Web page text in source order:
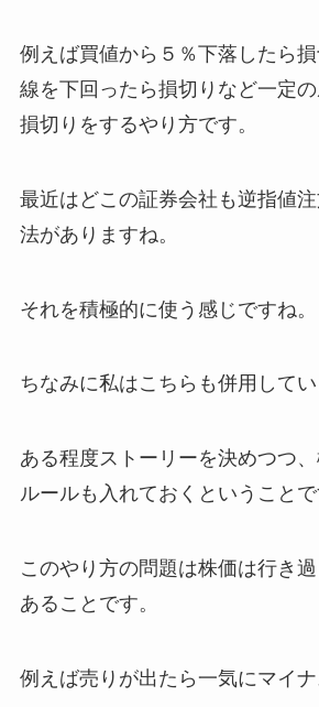
例えば買値から５％下落したら
線を下回ったら損切りなど一定
損切りをするやり方です。
最近はどこの証券会社も逆指値
法がありますね。
それを積極的に使う感じですね。
ちなみに私はこちらも併用してい
ある程度ストーリーを決めつつ
ルールも入れておくということで
このやり方の問題は株価は行き
あることです。
例えば売りが出たら一気にマイ